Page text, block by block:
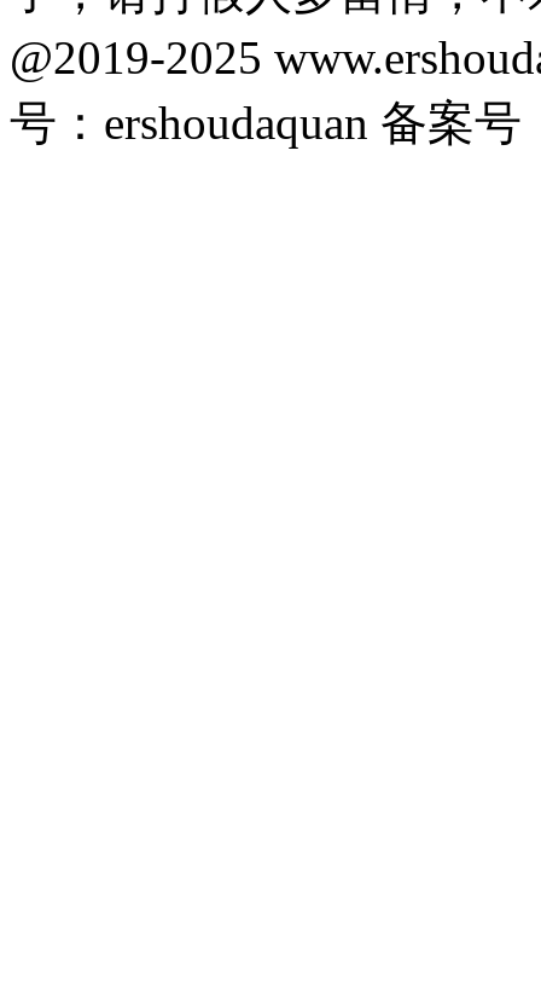
@2019-2025
号：ershoudaquan 备案